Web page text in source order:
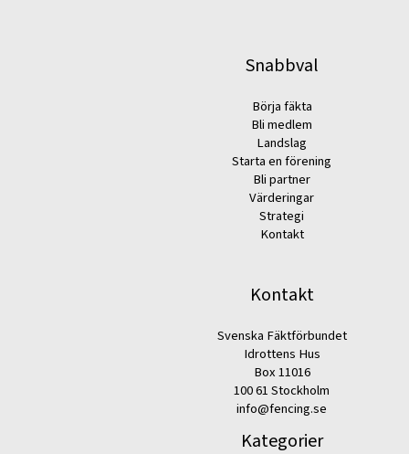
Snabbval
Börja fäkta
Bli medlem
Landslag
Starta en förening
Bli partner
Värderingar
Strategi
Kontakt
Kontakt
Svenska Fäktförbundet
Idrottens Hus
Box 11016
100 61 Stockholm
info@fencing.se
Kategorier